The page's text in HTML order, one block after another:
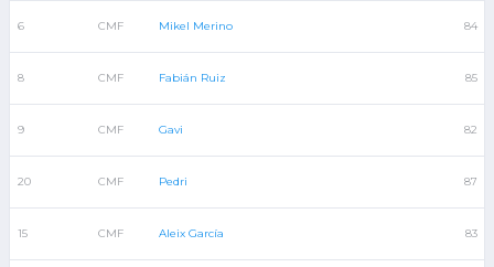
6 CMF Mikel Merino 84
8 CMF Fabián Ruiz 85
9 CMF Gavi 82
20 CMF Pedri 87
15 CMF Aleix García 83